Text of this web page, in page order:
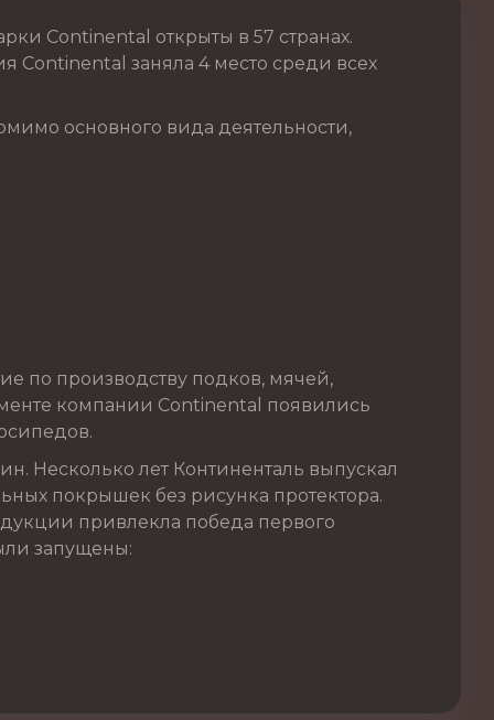
Continental открыты в 57 странах.
Continental заняла 4 место среди всех
основного вида деятельности,
по производству подков, мячей,
компании Continental появились
Несколько лет Континенталь выпускал
покрышек без рисунка протектора.
привлекла победа первого
запущены: